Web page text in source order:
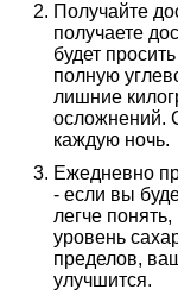
Получайте
получаете
будет
полную
лишние
осложнений.
каждую ночь.
Ежедневно
- если вы
легче
уровень
пределов,
улучшится.